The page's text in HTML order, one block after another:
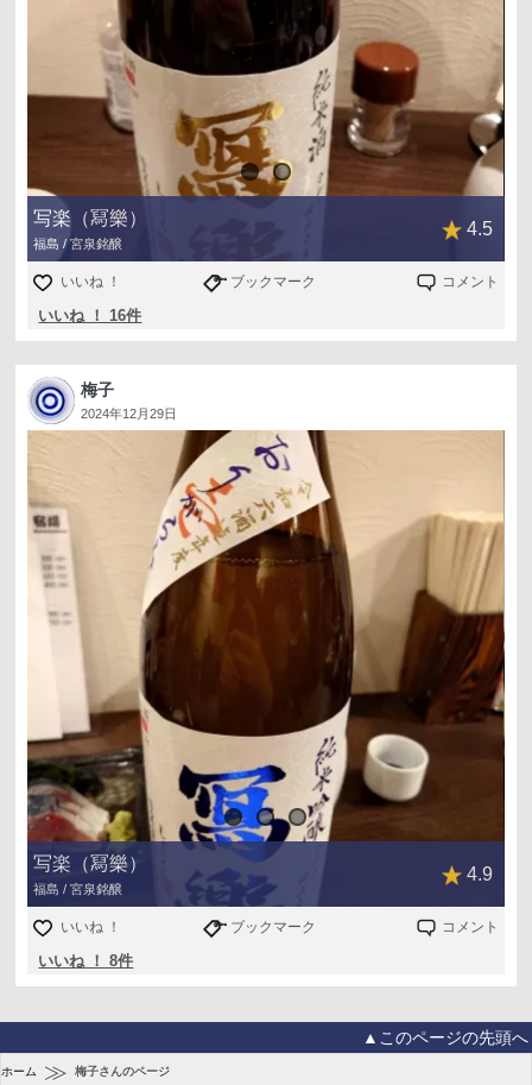
写楽（冩樂）
福島 / 宮泉銘醸
4.5
いいね ！ ブックマーク コメント
いいね ！ 16件
梅子
2024年12月29日
写楽（冩樂）
福島 / 宮泉銘醸
4.9
いいね ！ ブックマーク コメント
いいね ！ 8件
▲このページの先頭へ
ホーム ≫ 梅子さんのページ